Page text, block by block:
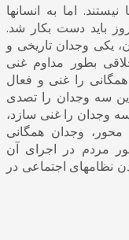
نیستند. اما به انسانها
باید دست بکار شد.
یکی وجدان تاریخی و
بطور مداوم غنی
را غنی و فعال
سه وجدان را تصدی
وجدان را غنی سازد،
محور، وجدان همگانی
مردم در اجرای آن
نظامهای اجتماعی در